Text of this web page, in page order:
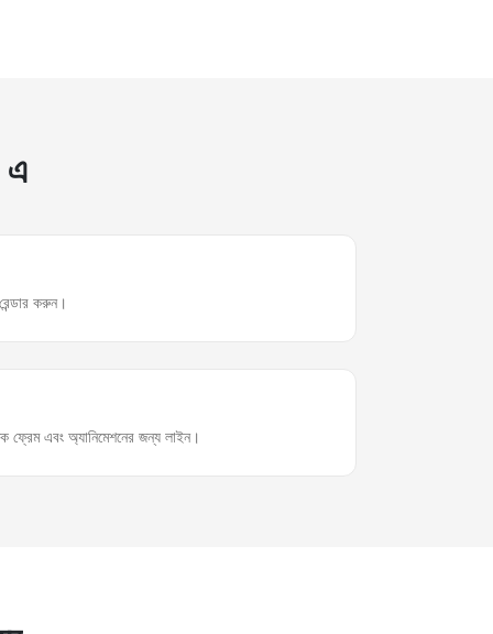
করুন।
ফ্রেম এবং অ্যানিমেশনের জন্য লাইন।